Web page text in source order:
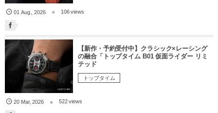
01 Aug. ,2026 106 views
【新作・予約受付中】クラシック×レーシング
の融合「トップタイム B01 仮面ライダー リミ
テッド
トップタイム
20 Mar,2026 522 views